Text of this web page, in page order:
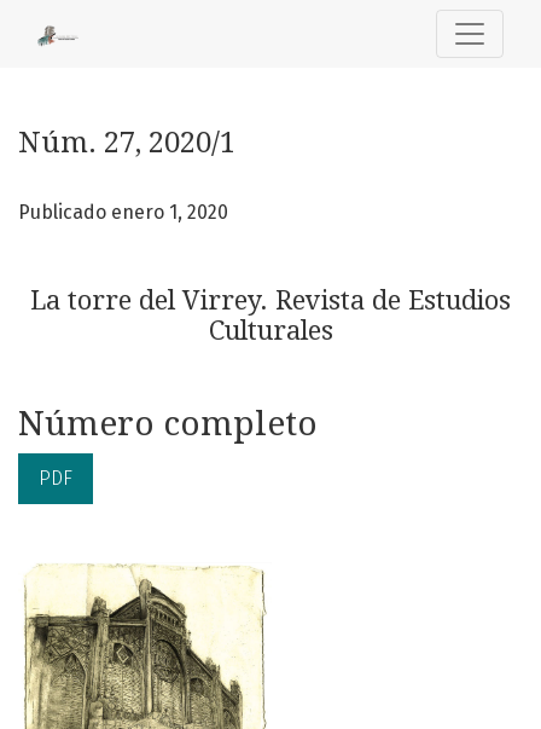
Núm. 27, 2020/1: La torre del Virrey. Revista de Estudios
Núm. 27, 2020/1
Publicado enero 1, 2020
La torre del Virrey. Revista de Estudios
Culturales
Número completo
PDF